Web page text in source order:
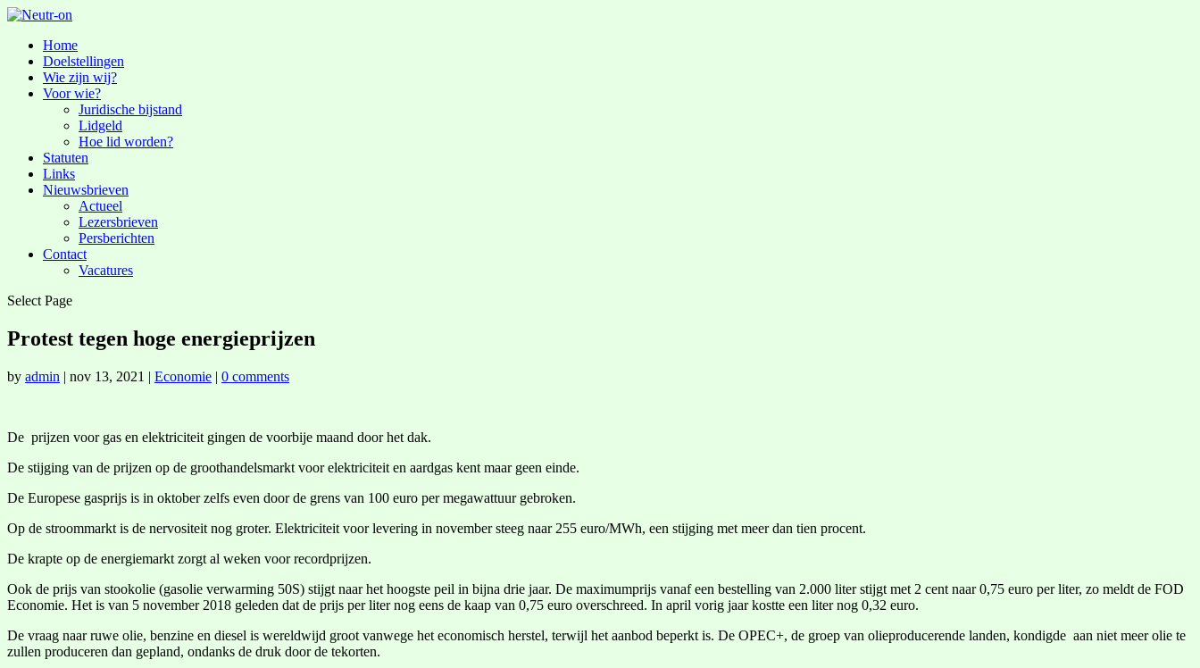
Home
Doelstellingen
Wie zijn wij?
Voor wie?
Juridische bijstand
Lidgeld
Hoe lid worden?
Statuten
Links
Nieuwsbrieven
Actueel
Lezersbrieven
Persberichten
Contact
Vacatures
Select Page
Protest tegen hoge energieprijzen
by admin | nov 13, 2021 | Economie | 0 comments
De prijzen voor gas en elektriciteit gingen de voorbije maand door het dak.
De stijging van de prijzen op de groothandelsmarkt voor elektriciteit en aardgas kent maar geen einde.
De Europese gasprijs is in oktober zelfs even door de grens van 100 euro per megawattuur gebroken.
Op de stroommarkt is de nervositeit nog groter. Elektriciteit voor levering in november steeg naar 255 euro/MWh, een stijging met meer dan tien procent.
De krapte op de energiemarkt zorgt al weken voor recordprijzen.
Ook de prijs van stookolie (gasolie verwarming 50S) stijgt naar het hoogste peil in bijna drie jaar. De maximumprijs vanaf een bestelling van 2.000 liter stijgt met 2 cent naar 0,75 euro per liter, zo meldt de FOD
Economie. Het is van 5 november 2018 geleden dat de prijs per liter nog eens de kaap van 0,75 euro overschreed. In april vorig jaar kostte een liter nog 0,32 euro.
De vraag naar ruwe olie, benzine en diesel is wereldwijd groot vanwege het economisch herstel, terwijl het aanbod beperkt is. De OPEC+, de groep van olieproducerende landen, kondigde aan niet meer olie te
zullen produceren dan gepland, ondanks de druk door de tekorten.